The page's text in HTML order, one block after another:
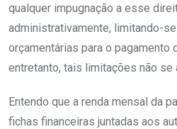
qualquer impugnação a esse
administrativamente, limitando-
orçamentárias para o pagamento
entretanto, tais limitações não se
Entendo que a renda mensal da
fichas financeiras juntadas aos